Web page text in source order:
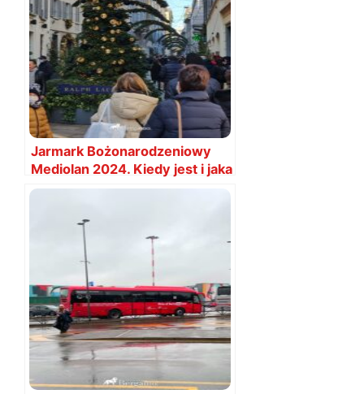
Jarmark Bożonarodzeniowy
Mediolan 2024. Kiedy jest i jaka
data?